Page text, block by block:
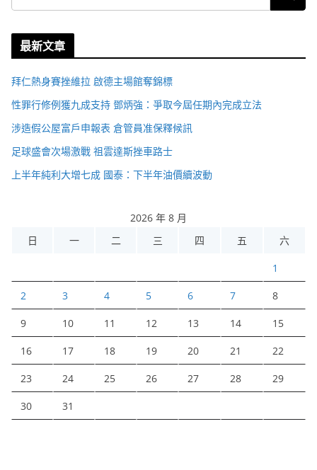
最新文章
拜仁熱身賽挫維拉 啟德主場館奪錦標
性罪行修例獲九成支持 鄧炳強：爭取今屆任期內完成立法
涉造假公屋富戶申報表 倉管員准保釋候訊
足球盛會次場激戰 祖雲達斯挫車路士
上半年純利大增七成 國泰：下半年油價續波動
2026 年 8 月
日
一 二 三 四 五 六
1
2 3 4 5 6 7 8
9 10 11 12 13 14 15
16 17 18 19 20 21 22
23 24 25 26 27 28 29
30 31